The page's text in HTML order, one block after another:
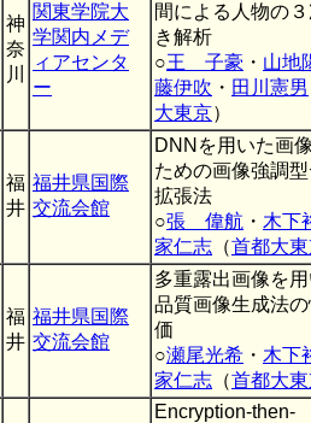
神
奈
川
関東学院大
学関内メデ
ィアセンタ
ー
間による人物の
き解析
○王 子豪 ・ 山地
藤伊吹 ・ 田川憲男
大東京）
福
井
福井県国際
交流会館
DNNを用いた画
ための画像強調
拡張法
○張 偉航 ・ 木下
家仁志 （首都大
福
井
福井県国際
交流会館
多重露出画像を
品質画像生成法
価
○瀬尾光希 ・ 木下
家仁志 （首都大
Encryption-then-